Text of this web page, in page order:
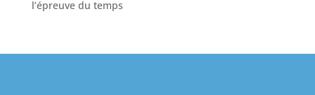
l’épreuve du temps